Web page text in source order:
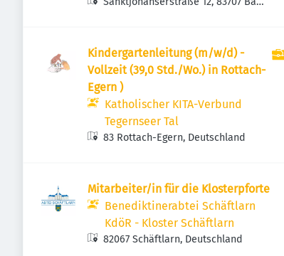
Kindergartenleitung (m/w/d) -
Vollzeit (39,0 Std./Wo.) in Rottach-
Egern )
Katholischer KITA-Verbund
Tegernseer Tal
83 Rottach-Egern, Deutschland
Mitarbeiter/in für die Klosterpforte
Benediktinerabtei Schäftlarn
KdöR - Kloster Schäftlarn
82067 Schäftlarn, Deutschland